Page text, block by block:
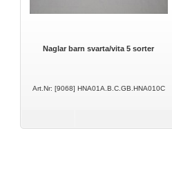
Naglar barn svarta/vita 5 sorter
Art.Nr: [9068] HNA01A.B.C.GB.HNA010C